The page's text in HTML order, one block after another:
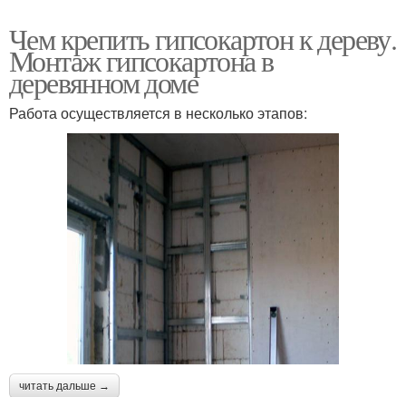
Чем крепить гипсокартон к дереву.
Монтаж гипсокартона в
деревянном доме
Работа осуществляется в несколько этапов:
читать дальше →